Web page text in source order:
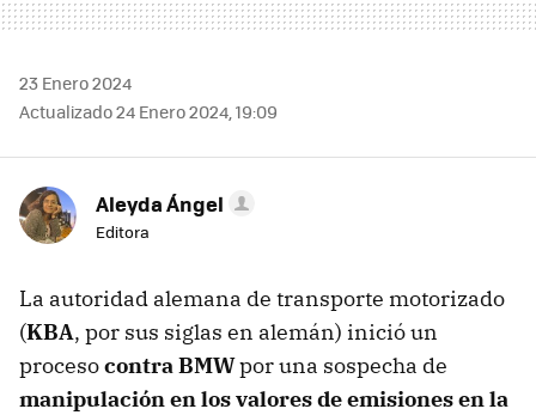
23 Enero 2024
Actualizado 24 Enero 2024, 19:09
Aleyda Ángel
Editora
La autoridad alemana de transporte motorizado
(KBA, por sus siglas en alemán) inició un
procesocontra BMWpor una sospecha de
manipulación en los valores de emisiones en la